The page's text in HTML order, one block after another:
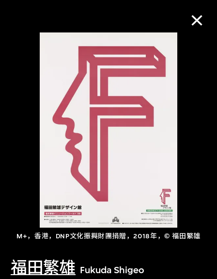
M+，香港，DNP文化振興財團捐贈，2018年，© 福田繁雄
福田繁雄 Fukuda Shigeo
M+藏品
进一步筛选
关于M+藏品
探索世界顶级的二十及二十一世纪视觉